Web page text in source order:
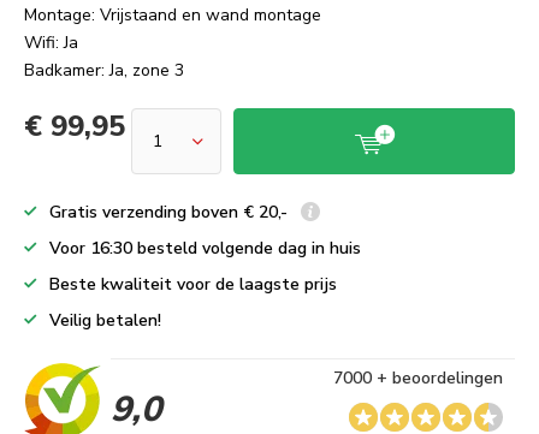
Montage: Vrijstaand en wand montage
Wifi: Ja
Badkamer: Ja, zone 3
€ 99,95
Gratis verzending boven € 20,-
Voor 16:30 besteld volgende dag in huis
Beste kwaliteit voor de laagste prijs
Veilig betalen!
9,0
7000 + beoordelingen